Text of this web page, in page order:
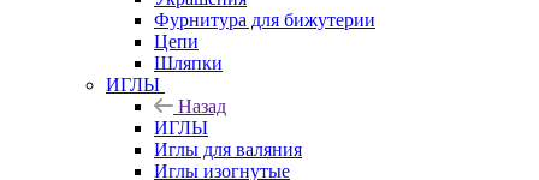
Фурнитура для бижутерии
Цепи
Шляпки
ИГЛЫ
Назад
ИГЛЫ
Иглы для валяния
Иглы изогнутые